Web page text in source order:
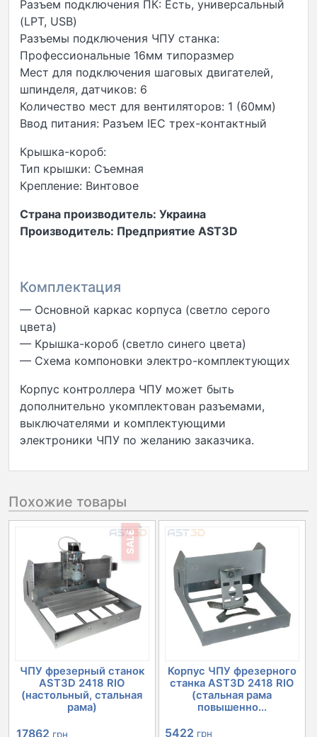
Разъем подключения ПК: Есть, универсальный
(LPT, USB)
Разъемы подключения ЧПУ станка:
Профессиональные 16мм типоразмер
Мест для подключения шаговых двигателей,
шпинделя, датчиков: 6
Количество мест для вентиляторов: 1 (60мм)
Ввод питания: Разъем IEC трех-контактный
Крышка-короб:
Тип крышки: Съемная
Крепление: Винтовое
Страна производитель: Украина
Производитель: Предприятие AST3D
Комплектация
— Основной каркас корпуса (светло серого
цвета)
— Крышка-короб (светло синего цвета)
— Схема компоновки электро-комплектующих
Корпус контроллера ЧПУ может быть
дополнительно укомплектован разъемами,
выключателями и комплектующими
электроники ЧПУ по желанию заказчика.
Похожие товары
SALE
ЧПУ фрезерный станок
AST3D 2418 RIO
(настольный, стальная
рама)
Первоначальная
17862 грн
Корпус ЧПУ фрезерного
станка AST3D 2418 RIO
(стальная рама
повышенно...
5422 грн